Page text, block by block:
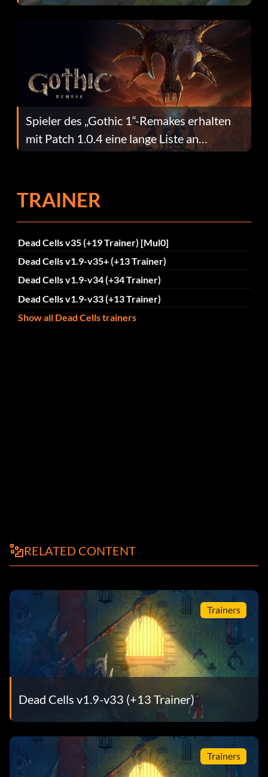
dafür.
Spieler des „Gothic 1“-Remakes erhalten
mit Patch 1.0.4 eine lange Liste an
Fehlerbehebungen
TRAINER
Dead Cells v35 (+19 Trainer) [Mul0]
Dead Cells v1.9-v35+ (+13 Trainer)
Dead Cells v1.9-v34 (+34 Trainer)
Dead Cells v1.9-v33 (+13 Trainer)
Show all Dead Cells trainers
RELATED CONTENT
Trainers
Dead Cells v1.9-v33 (+13 Trainer)
Trainers